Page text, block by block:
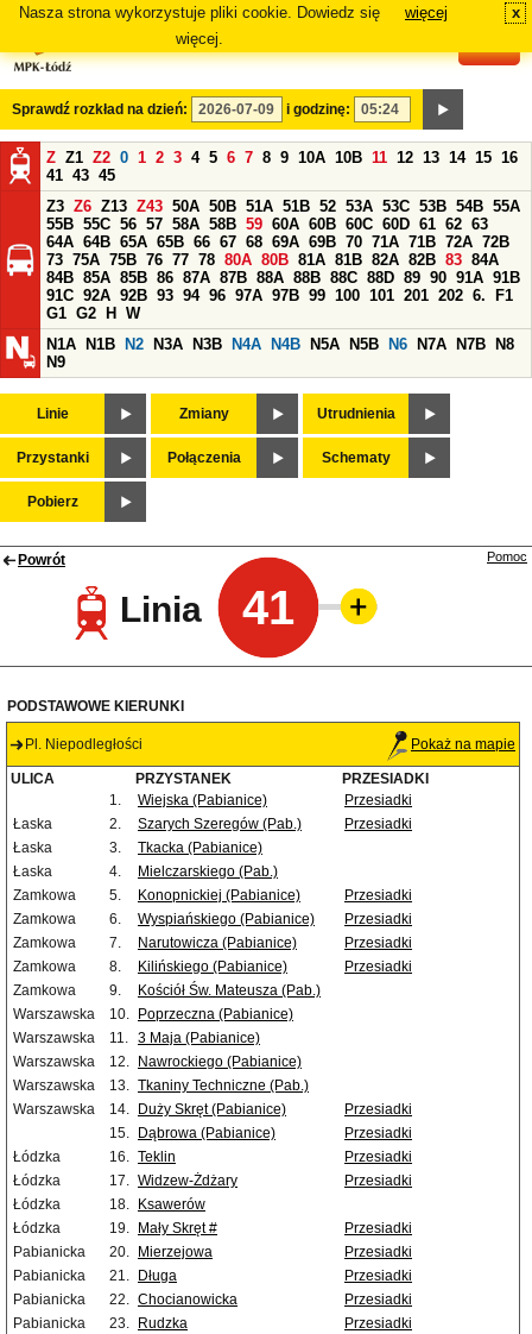
Nasza strona wykorzystuje pliki cookie. Dowiedz się
więcej.
więcej x
Sprawdź rozkład na dzień: i godzinę:
Z Z1 Z2 0 1 2 3 4 5 6 7 8 9 10A 10B 11 12 13 14 15 16
41 43 45
Z3 Z6 Z13 Z43 50A 50B 51A 51B 52 53A 53C 53B 54B 55A
55B 55C 56 57 58A 58B 59 60A 60B 60C 60D 61 62 63
64A 64B 65A 65B 66 67 68 69A 69B 70 71A 71B 72A 72B
73 75A 75B 76 77 78 80A 80B 81A 81B 82A 82B 83 84A
84B 85A 85B 86 87A 87B 88A 88B 88C 88D 89 90 91A 91B
91C 92A 92B 93 94 96 97A 97B 99 100 101 201 202 6.
F1
G1 G2 H
W
N1A
N1B N2 N3A N3B N4A N4B N5A N5B N6 N7A N7B
N8
N9
Linie Zmiany Utrudnienia
Przystanki Połączenia Schematy
Pobierz
Powrót
Linia 41
Pomoc
PODSTAWOWE KIERUNKI
Pl. Niepodległości Pokaż na mapie
ULICA PRZYSTANEK
PRZESIADKI
1.
Wiejska (Pabianice)
Przesiadki
Łaska
2. Szarych Szeregów (Pab.)
Przesiadki
Łaska
3.
Tkacka (Pabianice)
Łaska
4.
Mielczarskiego (Pab.)
Zamkowa
5. Konopnickiej (Pabianice)
Przesiadki
Zamkowa
6. Wyspiańskiego (Pabianice)
Przesiadki
Zamkowa
7. Narutowicza (Pabianice)
Przesiadki
Zamkowa
8. Kilińskiego (Pabianice)
Przesiadki
Zamkowa
9.
Kościół Św. Mateusza (Pab.)
Warszawska
10.
Poprzeczna (Pabianice)
Warszawska
11. 3 Maja (Pabianice)
Warszawska
12.
Nawrockiego (Pabianice)
Warszawska
13. Tkaniny Techniczne (Pab.)
Warszawska
14. Duży Skręt (Pabianice)
Przesiadki
15.
Dąbrowa (Pabianice)
Przesiadki
Łódzka
16. Teklin
Przesiadki
Łódzka
17. Widzew-Żdżary
Przesiadki
Łódzka
18.
Ksawerów
Łódzka
19. Mały Skręt #
Przesiadki
Pabianicka
20. Mierzejowa
Przesiadki
Pabianicka
21. Długa
Przesiadki
Pabianicka
22. Chocianowicka
Przesiadki
Pabianicka
23. Rudzka
Przesiadki